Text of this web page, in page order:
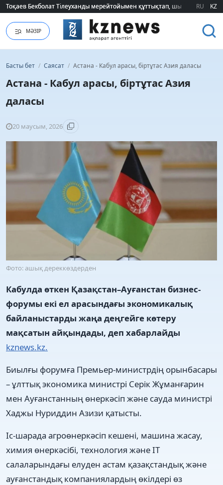
Тоқаев Бекболат Тілеуханды мерейтойымен құттықтап, шығармашылық
Тоқаев Бекболат Тілеуханды мерейтойымен құттықтап, шығармашылық
RU KZ
МӘЗІР
Басты бет / Саясат / Астана - Кабул арасы, біртұтас Азия даласы
Астана - Кабул арасы, біртұтас Азия
даласы
20 маусым, 2026
Фото: ашық дереккөздерден
Кабулда өткен Қазақстан–Ауғанстан бизнес-
форумы екі ел арасындағы экономикалық
байланыстарды жаңа деңгейге көтеру
мақсатын айқындады, деп хабарлайды
kznews.kz.
Биылғы форумға Премьер-министрдің орынбасары
– ұлттық экономика министрі Серік Жұманғарин
мен Ауғанстанның өнеркәсіп және сауда министрі
Хаджы Нуриддин Азизи қатысты.
Іс-шарада агроөнеркәсіп кешені, машина жасау,
химия өнеркәсібі, технология және IT
салаларындағы елуден астам қазақстандық және
ауғанстандық компаниялардың өкілдері өз